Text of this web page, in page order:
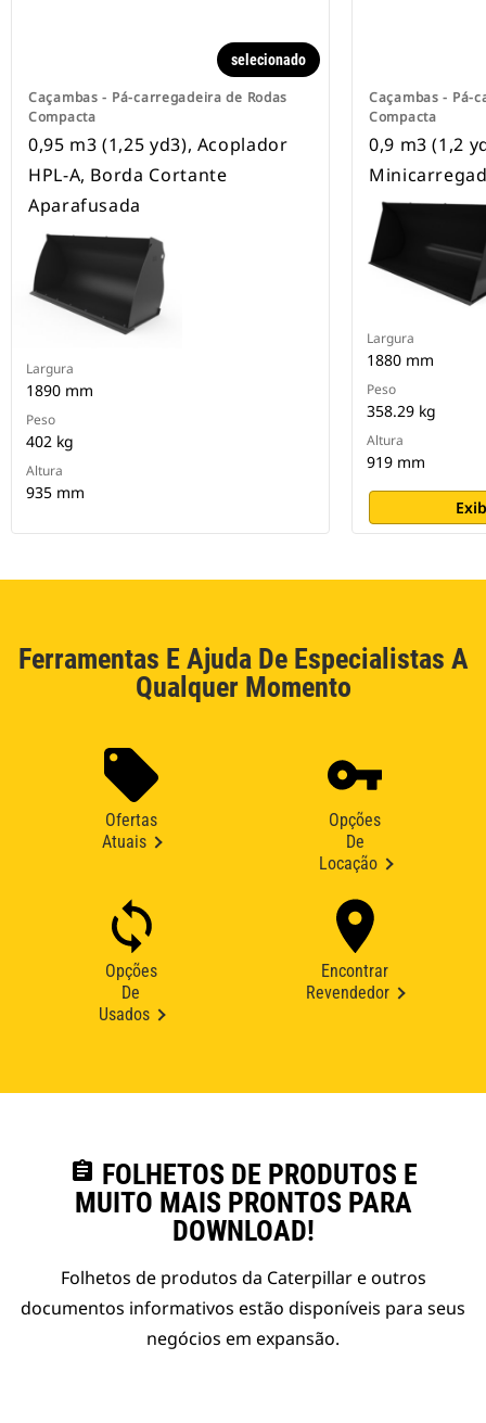
Caçambas - Pá-carregadeira de Rodas
Compacta
selecionado
0,95 m3 (1,25 yd3), Acoplador
HPL-A, Borda Cortante
Aparafusada
Largura
1890 mm
Peso
402 kg
Altura
935 mm
Caçambas - Pá-
Compacta
0,9 m3 (1,2
Largura
1880 mm
Peso
358.29 kg
Altura
919 mm
Ferramentas E Ajuda De Especialistas A
Qualquer Momento
Ofertas
Atuais
Opções
De
Locação
Opções
De
Usados
Encontrar
Revendedor
assignment FOLHETOS DE PRODUTOS E
MUITO MAIS PRONTOS PARA
DOWNLOAD!
Folhetos de produtos da Caterpillar e outros
documentos informativos estão disponíveis para seus
negócios em expansão.